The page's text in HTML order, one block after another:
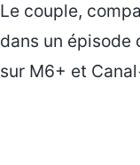
Le couple,
dans un
sur M6+ et